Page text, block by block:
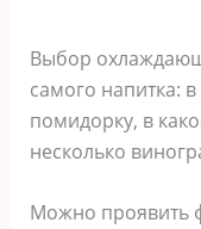
Выбор
самого напитка:
помидорку, в
несколько
Можно проявить